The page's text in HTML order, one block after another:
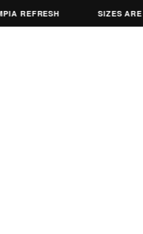
REFRESH SIZES ARE